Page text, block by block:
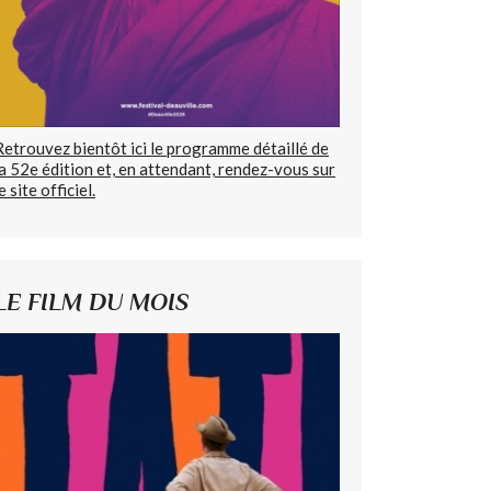
bientôt ici le programme détaillé de
52e édition et, en attendant, rendez-vous sur
site officiel.
FILM DU MOIS